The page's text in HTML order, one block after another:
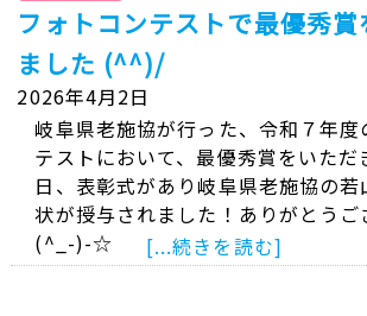
フォトコンテストで最優秀賞
ました (^^)/
2026年4月2日
岐阜県老施協が行った、令和７年度
テストにおいて、最優秀賞をいただ
日、表彰式があり岐阜県老施協の若
状が授与されました！ありがとうご
(^_-)-☆ [...続きを読む]